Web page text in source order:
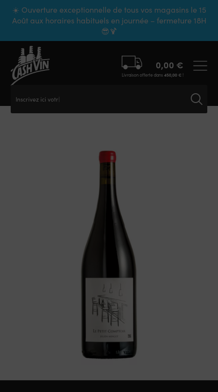
☀️ Ouverture exceptionnelle de tous vos magasins le 15
Août aux horaires habituels en journée – fermeture 18H
😎🍹
Inscrivez ici votre
0,00 €
Livraison offerte dans450,00 €!
Panneau de gestion des cookies